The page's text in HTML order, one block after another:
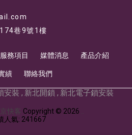
巷9號1樓
服務項目 媒體消息 產品介紹
績 聯絡我們
安裝 新北開鎖 新北電子鎖安裝
快客 Copyright © 2026
人氣: 241667